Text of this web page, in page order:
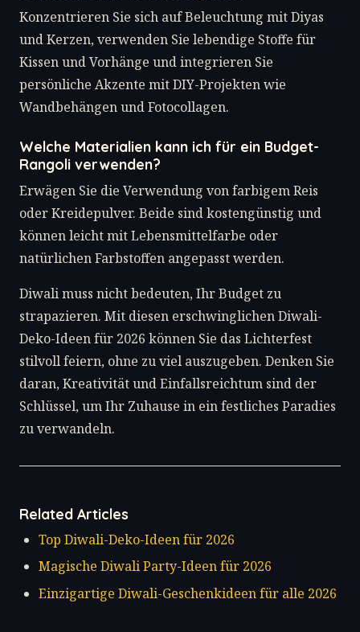
Konzentrieren Sie sich auf Beleuchtung mit Diyas
und Kerzen, verwenden Sie lebendige Stoffe für
Kissen und Vorhänge und integrieren Sie
persönliche Akzente mit DIY-Projekten wie
Wandbehängen und Fotocollagen.
Welche Materialien kann ich für ein Budget-
Rangoli verwenden?
Erwägen Sie die Verwendung von farbigem Reis
oder Kreidepulver. Beide sind kostengünstig und
können leicht mit Lebensmittelfarbe oder
natürlichen Farbstoffen angepasst werden.
Diwali muss nicht bedeuten, Ihr Budget zu
strapazieren. Mit diesen erschwinglichen Diwali-
Deko-Ideen für 2026 können Sie das Lichterfest
stilvoll feiern, ohne zu viel auszugeben. Denken Sie
daran, Kreativität und Einfallsreichtum sind der
Schlüssel, um Ihr Zuhause in ein festliches Paradies
zu verwandeln.
Related Articles
Top Diwali-Deko-Ideen für 2026
Magische Diwali Party-Ideen für 2026
Einzigartige Diwali-Geschenkideen für alle 2026